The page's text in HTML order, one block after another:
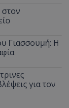
Γιασσουμή: Η
για τον